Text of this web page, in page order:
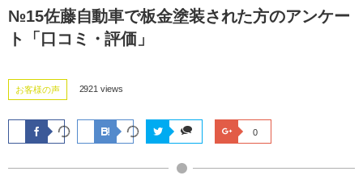
№15佐藤自動車で板金塗装された方のアンケー
ト「口コミ・評価」
お客様の声 2921 views
0